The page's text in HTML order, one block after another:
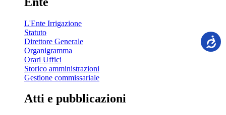
L'Ente Irrigazione
Statuto
Direttore Generale
Organigramma
Orari Uffici
Storico amministrazioni
Gestione commissariale
Atti e pubblicazioni